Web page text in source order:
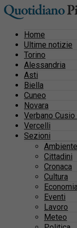
Home
Ultime notizie
Torino
Alessandria
Asti
Biella
Cuneo
Novara
Verbano
Vercelli
Sezioni
Ambiente
Cittadini
Cronaca
Cultura
Eventi
Lavoro
Meteo